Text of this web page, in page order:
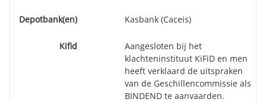
Depotbank(en) Kasbank (Caceis)
Kifid
Aangesloten bij het
klachteninstituut KiFiD en men
heeft verklaard de uitspraken
van de Geschillencommissie als
BINDEND te aanvaarden.